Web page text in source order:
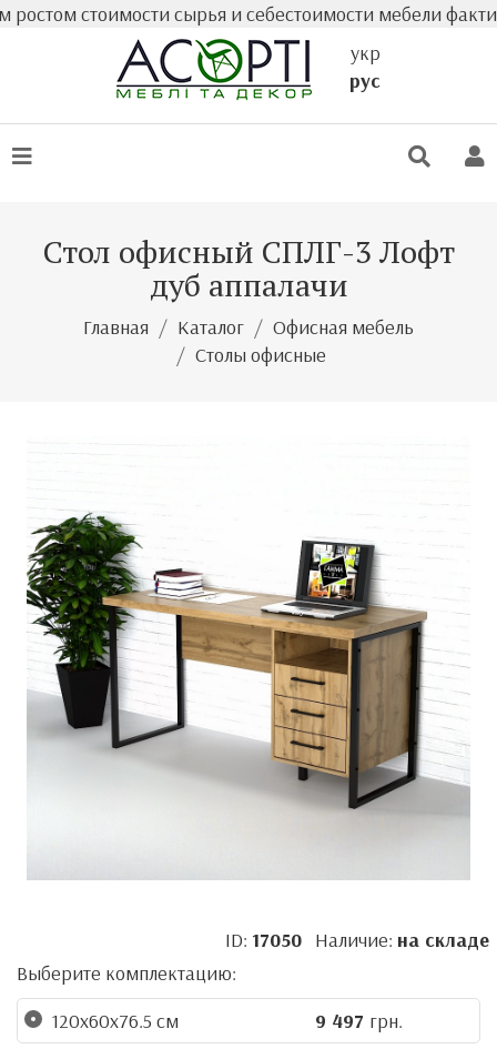
стоимости сырья и себестоимости мебели
укр
рус
Стол офисный СПЛГ-3 Лофт
дуб аппалачи
Главная Каталог
Офисная мебель
Столы офисные
ID: 17050Наличие: на складе
Выберите комплектацию:
120х60х76.5 см
9 497 грн.